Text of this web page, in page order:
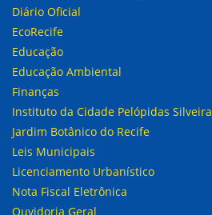
Diário Oficial
EcoRecife
Educação
Educação Ambiental
Finanças
Instituto da Cidade Pelópidas Silveira
Jardim Botânico do Recife
Leis Municipais
Licenciamento Urbanístico
Nota Fiscal Eletrônica
Ouvidoria Geral